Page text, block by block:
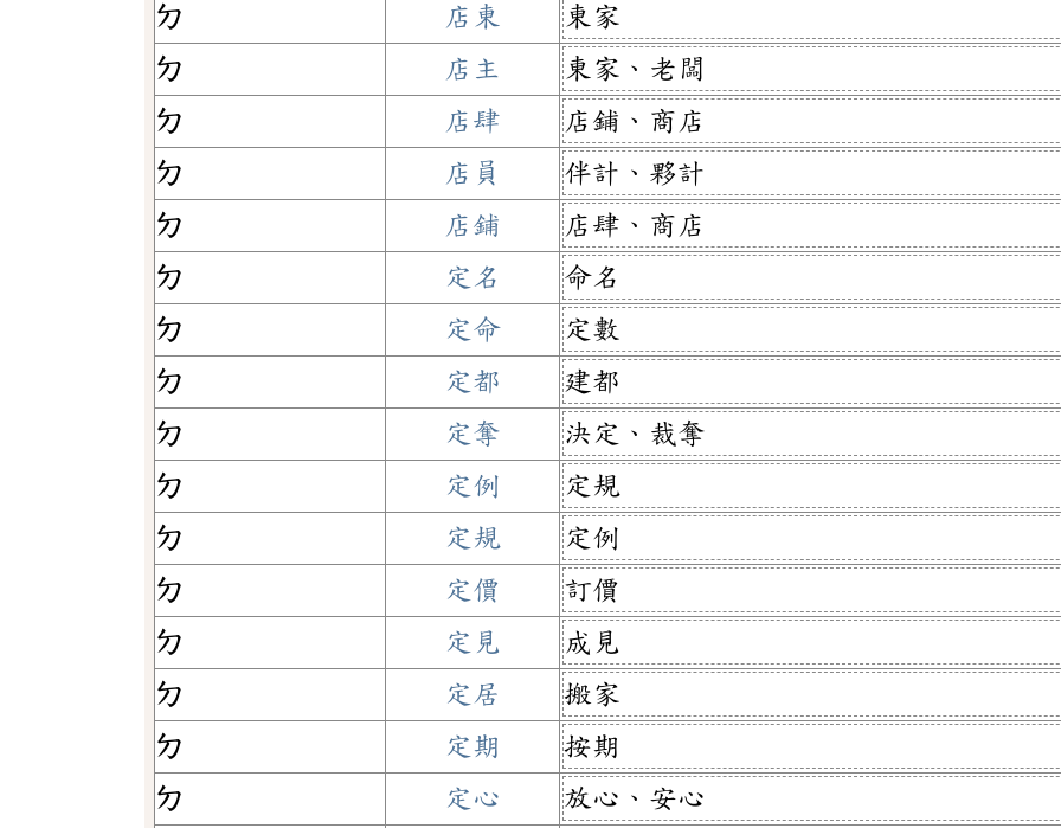
ㄉ
店東
東家
ㄉ
店主
東家、老闆
ㄉ
店肆
店鋪、商店
ㄉ
店員
伴計、夥計
ㄉ
店鋪
店肆、商店
ㄉ
定名
命名
ㄉ
定命
定數
ㄉ
定都
建都
ㄉ
定奪
決定、裁奪
ㄉ
定例
定規
ㄉ
定規
定例
ㄉ
定價
訂價
ㄉ
定見
成見
ㄉ
定居
搬家
ㄉ
定期
按期
ㄉ
定心
放心、安心